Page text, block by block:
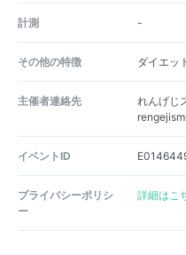
計測 -
その他の特徴 ダイエッ
主催者連絡先
れんげじ
イベントID
プライバシーポリシ
ー
詳細はこ